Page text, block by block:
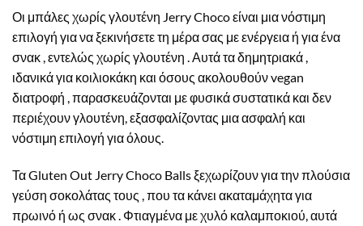
Οι μπάλες χωρίς γλουτένη Jerry Choco είναι μια νόστιμη
επιλογή για να ξεκινήσετε τη μέρα σας με ενέργεια ή για ένα
σνακ , εντελώς χωρίς γλουτένη . Αυτά τα δημητριακά ,
ιδανικά για κοιλιοκάκη και όσους ακολουθούν vegan
διατροφή , παρασκευάζονται με φυσικά συστατικά και δεν
περιέχουν γλουτένη, εξασφαλίζοντας μια ασφαλή και
νόστιμη επιλογή για όλους.
Τα Gluten Out Jerry Choco Balls ξεχωρίζουν για την πλούσια
γεύση σοκολάτας τους , που τα κάνει ακαταμάχητα για
πρωινό ή ως σνακ . Φτιαγμένα με χυλό καλαμποκιού, αυτά